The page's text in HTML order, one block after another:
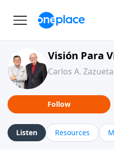
Visión Para
Carlos A. Zazueta
Follow
Listen Resources